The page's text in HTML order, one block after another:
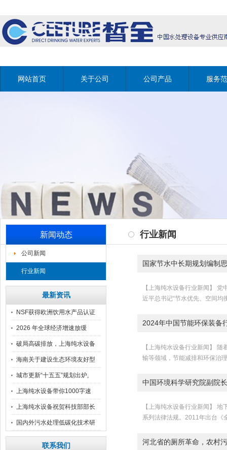
网站首页 关于公司 公司产品 服务
新闻动态
公司新闻
行业新闻
最新资讯
NSF获得欧洲饮用水产品认证
2026 年全球经济增速放缓
破局高碳排放，上海纯水设备
汇
海南关于建设生态环境友好型
自
城市更新“十五五”规划出炉,
上海纯水设备带你1000字速
上海纯水设备祝贺科技部部长
阴
国内外污水处理低碳化技术研
究
联系我们
行业新闻
国家节水中长期规划编制
【上海纯水设备行业新闻】
近平总书记“节水优先、空间
2024年中国节能环保装备
【上海纯水设备行业新闻】
输等领域，节能减排和环保治
中国环境科学研究院副院
【上海纯水设备行业新闻】
系列法律法规。2011年出台《
河北省的厕所革命，农村